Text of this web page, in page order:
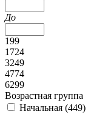
До
199
1724
3249
4774
6299
Возрастная группа
Начальная (449)